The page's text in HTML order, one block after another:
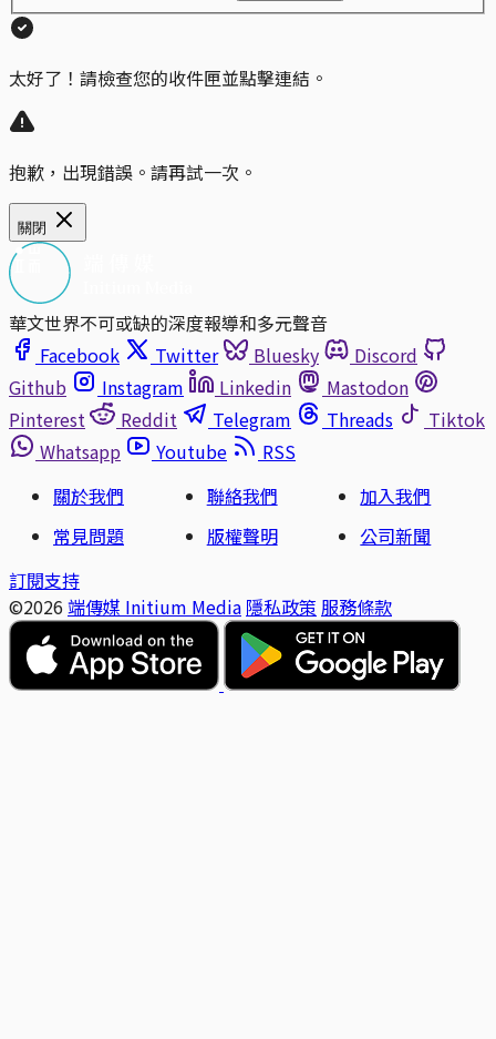
太好了！請檢查您的收件匣並點擊連結。
抱歉，出現錯誤。請再試一次。
關閉
華文世界不可或缺的深度報導和多元聲音
Facebook
Twitter Bluesky
Discord
Github
Instagram Linkedin
Mastodon
Pinterest
Reddit Telegram Threads
Tiktok
Whatsapp
Youtube
RSS
關於我們
聯絡我們
加入我們
常見問題
版權聲明
公司新聞
訂閱支持
©2026 端傳媒 Initium Media 隱私政策 服務條款